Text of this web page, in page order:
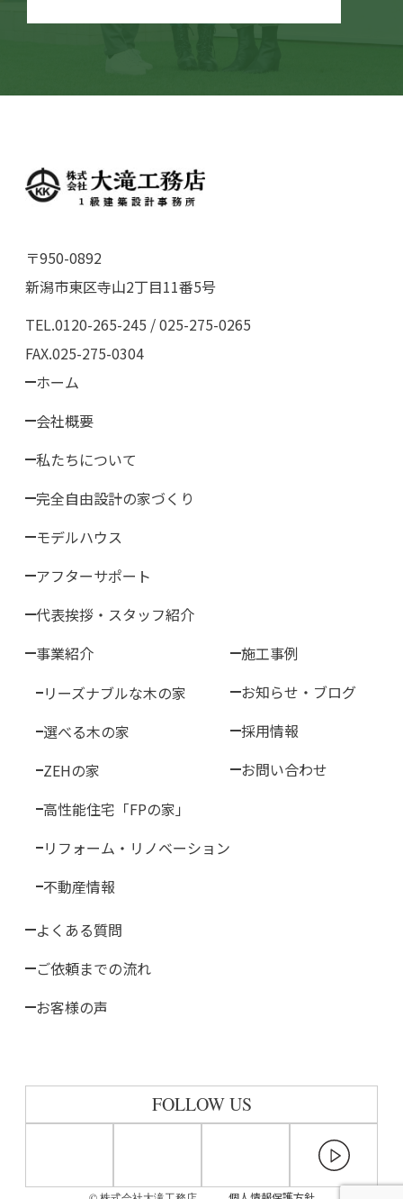
〒950-0892
新潟市東区寺山2丁目11番5号
TEL.0120-265-245 / 025-275-0265
FAX.025-275-0304
ホーム
会社概要
私たちについて
完全自由設計の家づくり
モデルハウス
アフターサポート
代表挨拶・スタッフ紹介
事業紹介
リーズナブルな木の家
選べる木の家
ZEHの家
高性能住宅「FPの家」
リフォーム・リノベーション
不動産情報
よくある質問
ご依頼までの流れ
お客様の声
施工事例
お知らせ・ブログ
採用情報
お問い合わせ
FOLLOW US